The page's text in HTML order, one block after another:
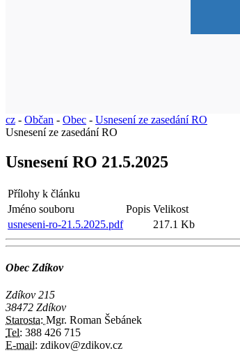
cz - Občan - Obec - Usnesení ze zasedání RO
Usnesení ze zasedání RO
Usnesení RO 21.5.2025
Přílohy k článku
Jméno souboru
Popis Velikost
usneseni-ro-21.5.2025.pdf
217.1 Kb
Obec Zdíkov
Zdíkov 215
38472 Zdíkov
Starosta: Mgr. Roman Šebánek
Tel: 388 426 715
E-mail: zdikov@zdikov.cz